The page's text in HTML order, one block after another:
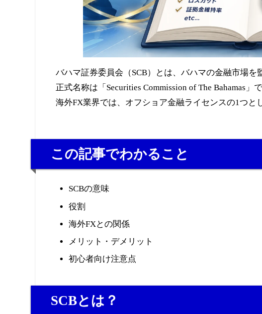
バハマ証券委員会（SCB）とは、バハマの金融市場を
正式名称は「Securities Commission of The Bahamas」で
海外FX業界では、オフショア金融ライセンスの1つと
この記事でわかること
SCBの意味
役割
海外FXとの関係
メリット・デメリット
初心者向け注意点
SCBとは？